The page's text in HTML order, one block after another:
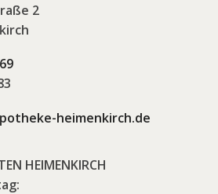
2
heimenkirch.de
HEIMENKIRCH